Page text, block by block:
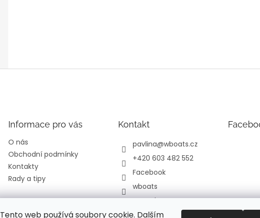
Tento web používá soubory cookie. Dalším
Informace pro vás
O nás
Obchodní podmínky
Kontakty
Rady a tipy
Kontakt
pavlina@wboats.cz
+420 603 482 552
Facebook
wboats
YouTube